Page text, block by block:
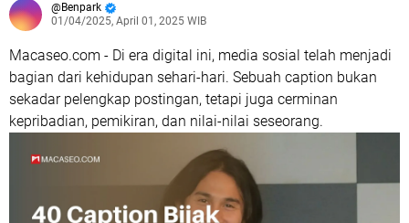
Benpark
01/04/2025, April 01, 2025 WIB
Macaseo.com - Di era digital ini, media sosial telah menjadi
bagian dari kehidupan sehari-hari. Sebuah caption bukan
sekadar pelengkap postingan, tetapi juga cerminan
kepribadian, pemikiran, dan nilai-nilai seseorang.